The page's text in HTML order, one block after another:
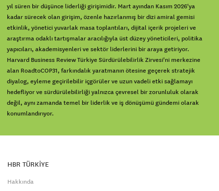
yıl süren bir düşünce liderliği girişimidir. Mart ayından Kasım 2026'ya
kadar sürecek olan girişim, özenle hazırlanmış bir dizi amiral gemisi
etkinlik, yönetici yuvarlak masa toplantıları, dijital içerik projeleri ve
araştırma odaklı tartışmalar aracılığıyla üst düzey yöneticileri, politika
yapıcıları, akademisyenleri ve sektör liderlerini bir araya getiriyor.
Harvard Business Review Türkiye Sürdürülebilirlik Zirvesi'ni merkezine
alan RoadtoCOP31, farkındalık yaratmanın ötesine geçerek stratejik
diyalog, eyleme geçirilebilir içgörüler ve uzun vadeli etki sağlamayı
hedefliyor ve sürdürülebilirliği yalnızca çevresel bir zorunluluk olarak
değil, aynı zamanda temel bir liderlik ve iş dönüşümü gündemi olarak
konumlandırıyor.
HBR TÜRKİYE
Hakkında